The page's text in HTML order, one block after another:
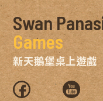
Swan
Games
新天鵝堡桌上遊戲